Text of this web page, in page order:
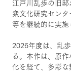
江戸川乱歩の旧
衆文化研究セン
等を継続的に実施
2026年度は、乱
る。本作は、原
化を経て、多彩な